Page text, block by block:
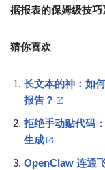
据报表的保姆级技巧
猜你喜欢
长文本的神：如
报告？
拒绝手动贴代码
生成
OpenClaw 连通